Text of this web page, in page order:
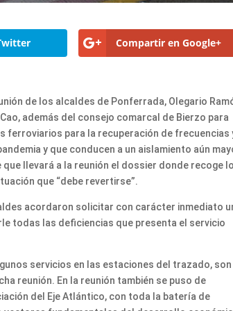
Compartir en Google+
de los alcaldes de Ponferrada, Olegario
además del consejo comarcal de Bierzo para
ferroviarios para la recuperación de frecuencias
y que conducen a un aislamiento aún
llevará a la reunión el dossier donde recoge
que “debe revertirse”.
acordaron solicitar con carácter inmediato
todas las deficiencias que presenta el servicio
servicios en las estaciones del trazado, son
reunión. En la reunión también se puso de
del Eje Atlántico, con toda la batería de